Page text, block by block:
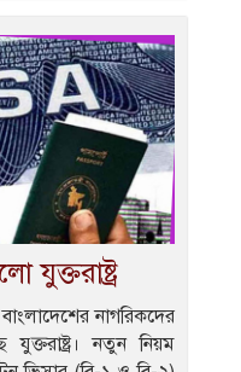
যুক্তরাষ্ট্র
বাংলাদেশের নাগরিকদের
যুক্তরাষ্ট্র। নতুন নিয়ম